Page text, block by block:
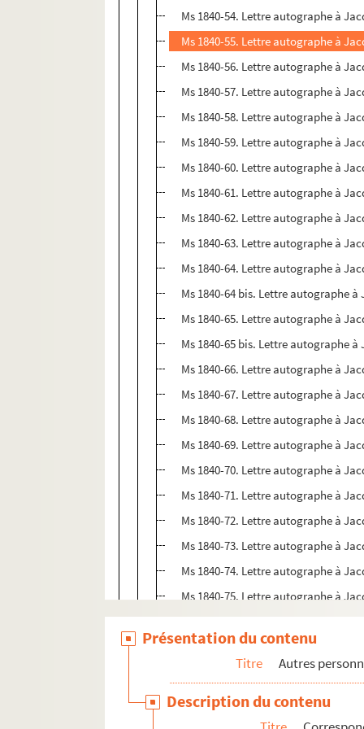
Ms 1840-54. Lettre autographe à
Ms 1840-55. Lettre autographe à
Ms 1840-56. Lettre autographe à
Ms 1840-57. Lettre autographe à
Ms 1840-58. Lettre autographe à
Ms 1840-59. Lettre autographe à
Ms 1840-60. Lettre autographe à
Ms 1840-61. Lettre autographe à
Ms 1840-62. Lettre autographe à
Ms 1840-63. Lettre autographe à
Ms 1840-64. Lettre autographe à
Ms 1840-64 bis. Lettre autographe
Ms 1840-65. Lettre autographe à
Ms 1840-65 bis. Lettre autographe
Ms 1840-66. Lettre autographe à
Ms 1840-67. Lettre autographe à
Ms 1840-68. Lettre autographe à
Ms 1840-69. Lettre autographe à
Ms 1840-70. Lettre autographe à
Ms 1840-71. Lettre autographe à
Ms 1840-72. Lettre autographe à
Ms 1840-73. Lettre autographe à
Ms 1840-74. Lettre autographe à
Ms 1840-75. Lettre autographe à
Ms 1840-76. Lettre autographe à
Ms 1840-77. Lettre autographe à
Ms 1840-78. Lettre autographe à
Ms 1840-79. Lettre autographe à
Ms 1840-80. Lettre autographe à
Présentation du contenu
Titre Autres
Description du contenu